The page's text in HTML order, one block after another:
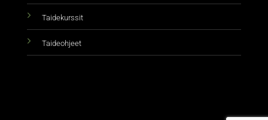
Taidekurssit
Taideohjeet